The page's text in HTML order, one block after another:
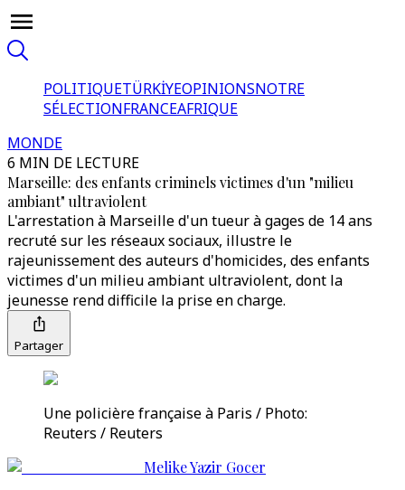
POLITIQUETÜRKİYEOPINIONSNOTRE
SÉLECTIONFRANCEAFRIQUE
MONDE
6 MIN DE LECTURE
Marseille: des enfants criminels victimes d'un "milieu
ambiant" ultraviolent
L'arrestation à Marseille d'un tueur à gages de 14 ans
recruté sur les réseaux sociaux, illustre le
rajeunissement des auteurs d'homicides, des enfants
victimes d'un milieu ambiant ultraviolent, dont la
jeunesse rend difficile la prise en charge.
Partager
Une policière française à Paris / Photo:
Reuters / Reuters
Melike Yazir Gocer